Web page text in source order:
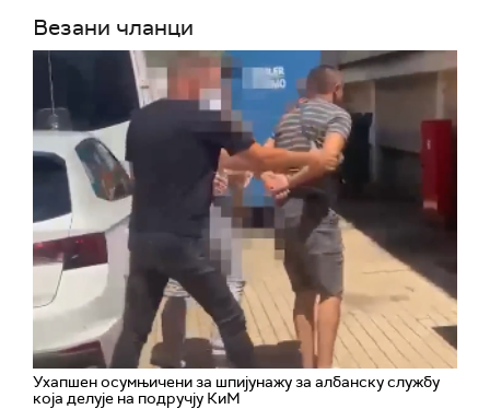
Везани чланци
Ухапшен осумњичени за шпијунажу за албанску службу
која делује на подручју КиМ